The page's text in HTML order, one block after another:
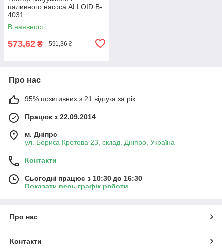
паливного насоса ALLOID B-
4031
В наявності
573,62 ₴ 591,36 ₴
Про нас
95% позитивних з 21 відгука за рік
Працює з 22.09.2014
м. Дніпро
ул. Бориса Кротова 23, склад, Дніпро, Україна
Контакти
Сьогодні працює з 10:30 до 16:30
Показати весь графік роботи
Про нас
Контакти